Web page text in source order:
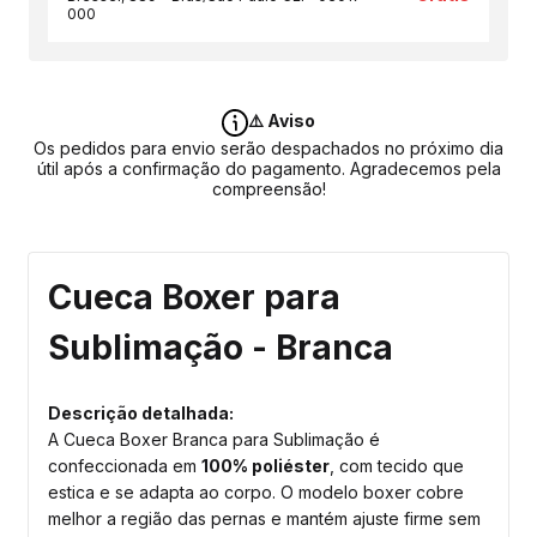
000
⚠️ Aviso
Os pedidos para envio serão despachados no próximo dia
útil após a confirmação do pagamento. Agradecemos pela
compreensão!
Cueca Boxer para
Sublimação - Branca
Descrição detalhada:
A Cueca Boxer Branca para Sublimação é
confeccionada em 100% poliéster , com tecido que
estica e se adapta ao corpo. O modelo boxer cobre
melhor a região das pernas e mantém ajuste firme sem